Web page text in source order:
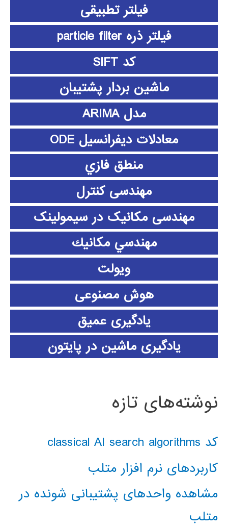
فیلتر تطبیقی
فیلتر ذره particle filter
کد SIFT
ماشین بردار پشتیبان
مدل ARIMA
معادلات دیفرانسیل ODE
منطق فازي
مهندسی کنترل
مهندسی مکانیک در سیمولینک
مهندسي مكانيك
ویولت
هوش مصنوعی
یادگیری عمیق
یادگیری ماشین در پایتون
نوشته‌های تازه
کد classical AI search algorithms
کاربردهای نرم افزار متلب
مشاهده واحدهای پشتیبانی شونده در
متلب